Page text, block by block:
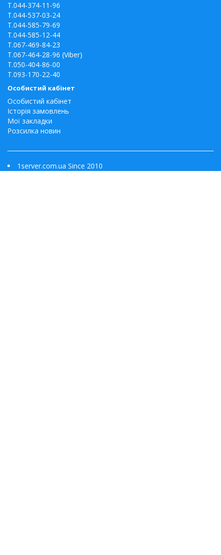
T.044-374-11-96
T.044-537-03-24
T.044-585-79-69
T.044-585-12-44
T.067-469-84-23
T.067-464-28-96 (Viber)
T.050-404-86-00
T.093-170-22-40
Особистий кабінет
Особистий кабінет
Історія замовлень
Мої закладки
Розсилка новин
1server.com.ua Since 2010